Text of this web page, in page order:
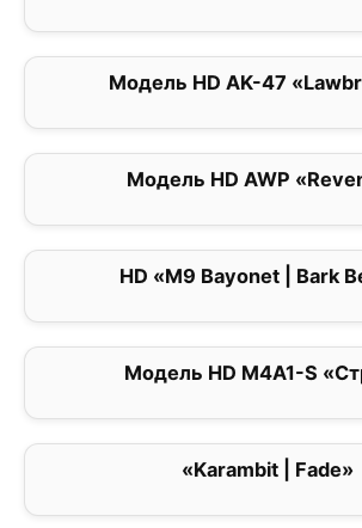
Модель HD AK-47
Модель HD AWP
HD «M9 Bayonet | Bark
Модель HD M4A1-S
«Karambit | Fade»